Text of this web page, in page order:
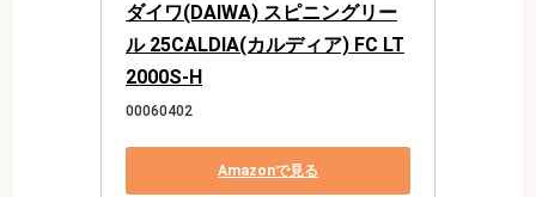
ダイワ(DAIWA) スピニングリー
ル 25CALDIA(カルディア) FC LT
2000S-H
00060402
Amazonで見る